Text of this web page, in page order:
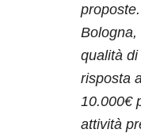
Bologna,
qualità
risposta
10.000€
attività